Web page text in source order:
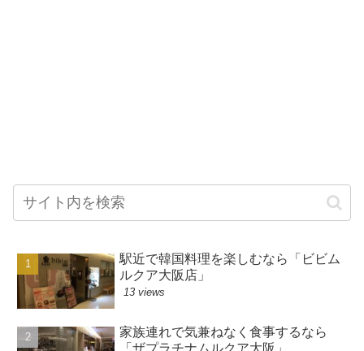
駅近で韓国料理を楽しむなら「ビビム
ルクア大阪店」
13 views
家族連れで気兼ねなく食事するなら
「ザプラチナムルクア大阪」